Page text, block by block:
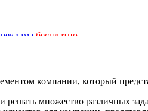
бесплатно
сайта
компании, который
множество различных